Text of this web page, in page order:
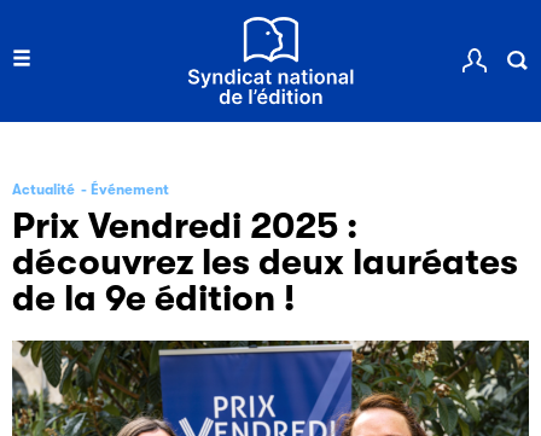
Actualité Événement
Prix Vendredi 2025 :
découvrez les deux lauréates
de la 9e édition !